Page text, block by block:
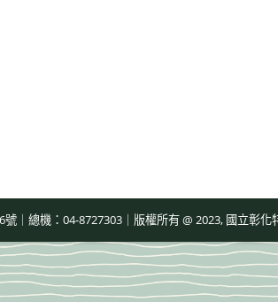
｜總機：04-8727303｜版權所有 @ 2023, 國立彰